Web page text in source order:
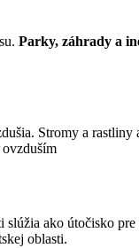
Parky, záhrady a
Stromy a
slúžia ako útočisko
oblasti.